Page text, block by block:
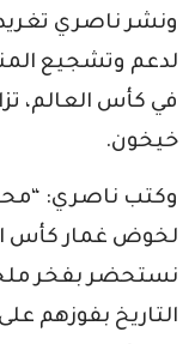
لدعم وتشجيع
خيخون.
وكتب ناصري:
لخوض غمار كأس
نستحضر بفخر
التاريخ بفوزهم